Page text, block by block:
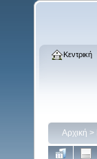
Κεντρική
Αρχική >